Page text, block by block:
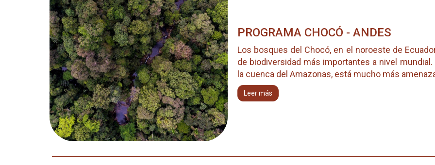
PROGRAMA CHOCÓ - ANDES
Los bosques del Chocó, en el noroeste de
de biodiversidad más importantes a nivel
la cuenca del Amazonas, está mucho más
Leer más